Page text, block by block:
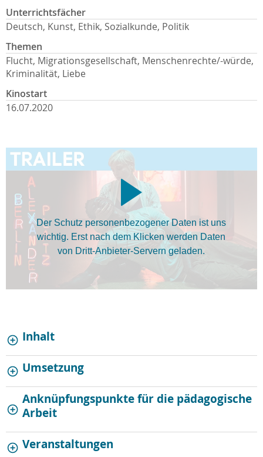
Unterrichtsfächer
Deutsch, Kunst, Ethik, Sozialkunde, Politik
Themen
Flucht, Migrationsgesellschaft, Menschenrechte/-würde,
Kriminalität, Liebe
Kinostart
16.07.2020
Der Schutz personenbezogener Daten ist uns
wichtig. Erst nach dem Klicken werden Daten
von Dritt-Anbieter-Servern geladen.
Inhalt
Umsetzung
Anknüpfungspunkte für die pädagogische
Arbeit
Veranstaltungen